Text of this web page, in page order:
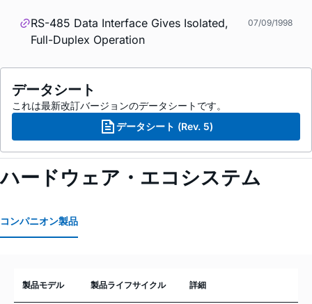
RS-485 Data Interface Gives Isolated,
Full-Duplex Operation
07/09/1998
データシート
これは最新改訂バージョンのデータシートです。
データシート (Rev. 5)
ハードウェア・エコシステム
コンパニオン製品
製品モデル 製品ライフサイクル 詳細